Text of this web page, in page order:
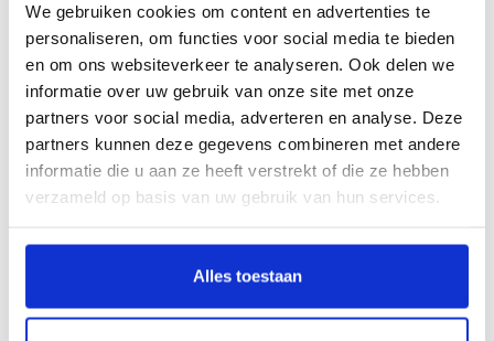
We gebruiken cookies om content en advertenties te
personaliseren, om functies voor social media te bieden
en om ons websiteverkeer te analyseren. Ook delen we
informatie over uw gebruik van onze site met onze
partners voor social media, adverteren en analyse. Deze
partners kunnen deze gegevens combineren met andere
informatie die u aan ze heeft verstrekt of die ze hebben
verzameld op basis van uw gebruik van hun services.
Alles toestaan
Dankzij het lange houten handvat van de vork blijven uw handen veilig
uit de buurt van de hitte, dus ideaal om verbranding te voorkomen
tijdens het barbecueën.
Specificaties:
Lengte van 46 centimeter
Materiaal handvat: hout
Materiaal vork: RVS
Gerelateerde artikelen